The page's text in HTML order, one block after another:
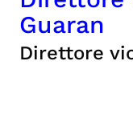
Guaran
Direttore